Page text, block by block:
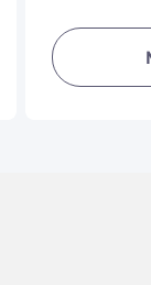
voor
buitenleven
stukje
vakantie